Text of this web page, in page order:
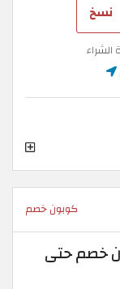
نسخ
الشراء
كوبون خصم
خصم حتى